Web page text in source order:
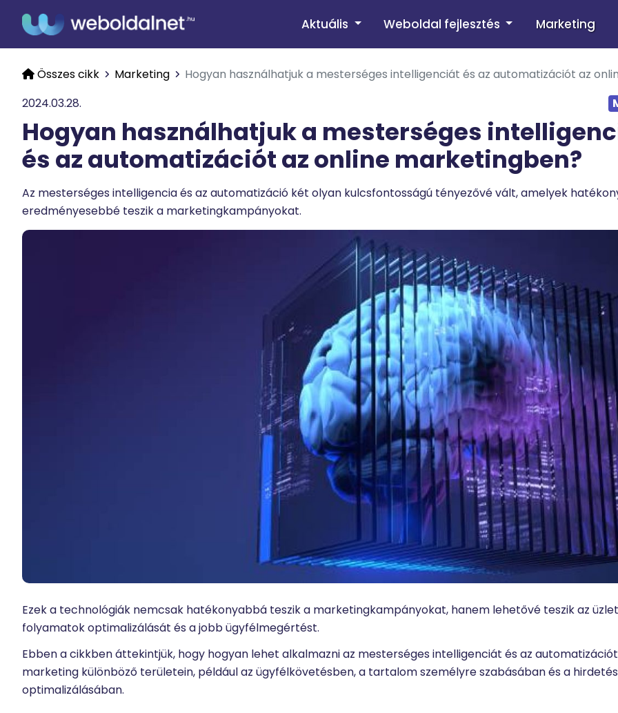
Aktuális Weboldal fejlesztés Marketing
Összes cikk Marketing
Hogyan használhatjuk a mesterséges intelligenciát és az automatizációt az
2024.03.28.
Hogyan használhatjuk a mesterséges
és az automatizációt az online marketingben?
Az mesterséges intelligencia és az automatizáció két olyan kulcsfontosságú tényezővé vált, amelyek
eredményesebbé teszik a marketingkampányokat.
Ezek a technológiák nemcsak hatékonyabbá teszik a marketingkampányokat, hanem lehetővé teszik az
folyamatok optimalizálását és a jobb ügyfélmegértést.
Ebben a cikkben áttekintjük, hogy hogyan lehet alkalmazni az mesterséges intelligenciát és az
marketing különböző területein, például az ügyfélkövetésben, a tartalom személyre szabásában és a
optimalizálásában.